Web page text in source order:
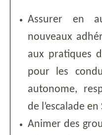
Assurer en
nouveaux
aux pratiques
pour les
autonome,
de l’escalade
Animer des